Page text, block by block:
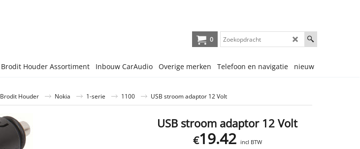
0
Brodit Houder Assortiment Inbouw CarAudio Overige merken Telefoon en navigatie nieuw
Brodit Houder Nokia 1-serie 1100 USB stroom adaptor 12 Volt
USB stroom adaptor 12 Volt
€19.42 incl BTW